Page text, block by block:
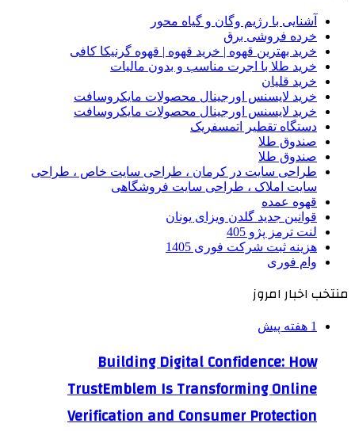
آشنایی با رژیم وگان و گیاه محور
خرده فروشی برق
خرید بهترین قهوه | خرید قهوه | قهوه گرنیکا کافی
خرید طلا با اجرت مناسب و بدون مالیات
خرید قلیان
خرید لایسنس اورجینال محصولات مایکروسافت
خرید لایسنس اورجینال محصولات مایکروسافت
دستگاه تقطیر اتمسفریک
صندوق طلا
صندوق طلا
طراحی سایت در کرمان ، طراحی سایت خاص ، طراحی
سایت املاک ، طراحی سایت فروشگاهی
قهوه عمده
قوانین جدید گلدن ویزای یونان
لنت ترمز پژو 405
هزینه ثبت شرکت فوری 1405
وام فوری
منتخب اخبار امروز
1 هفته پیش
Building Digital Confidence: How
TrustEmblem Is Transforming Online
Verification and Consumer Protection